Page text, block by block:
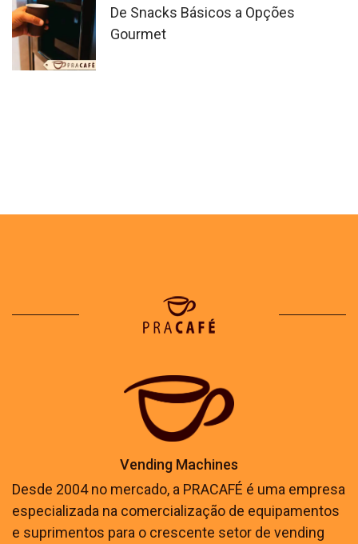
De Snacks Básicos a Opções
Gourmet
Vending Machines
Desde 2004 no mercado, a PRACAFÉ é uma empresa
especializada na comercialização de equipamentos
e suprimentos para o crescente setor de vending